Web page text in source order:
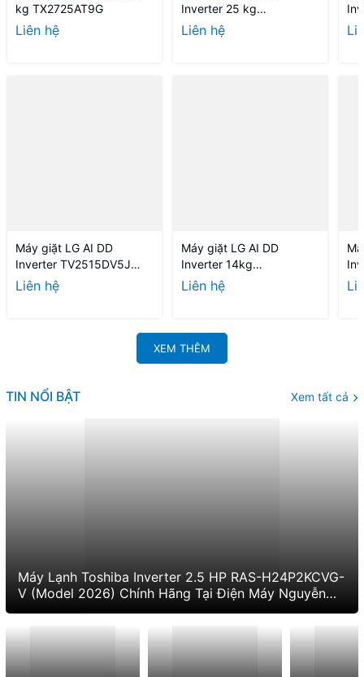
kg TX2725AT9G
Liên hệ
Inverter 25 kg
TV2725SV9J
Liên hệ
Máy giặt LG AI DD
Inverter TV2515DV5J
15kg
Liên hệ
Máy giặt LG AI DD
Inverter 14kg
TV2514DV3B
Liên hệ
XEM THÊM
TIN NỔI BẬT Xem tất cả
Máy Lạnh Toshiba Inverter 2.5 HP RAS-H24P2KCVG-
V (Model 2026) Chính Hãng Tại Điện Máy Nguyễn
Linh